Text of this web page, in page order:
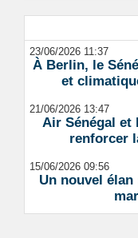
23/06/2026 11:37
À Berlin, le
et
21/06/2026 13:47
Air Sénégal et
renforcer
15/06/2026 09:56
Un nouvel